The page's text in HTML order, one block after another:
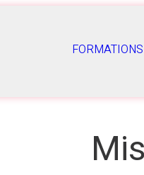
FORMATIONS